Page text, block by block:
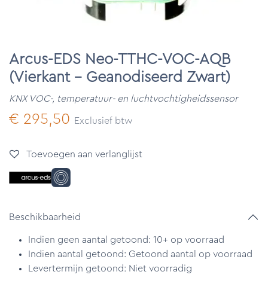
Arcus-EDS Neo-TTHC-VOC-AQB
(Vierkant - Geanodiseerd Zwart)
KNX VOC-, temperatuur- en luchtvochtigheidssensor
€ 295,50 Exclusief btw
Toevoegen aan verlanglijst
Beschikbaarheid
Indien geen aantal getoond: 10+ op voorraad
Indien aantal getoond: Getoond aantal op voorraad
Levertermijn getoond: Niet voorradig